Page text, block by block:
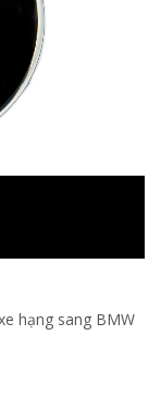
hạng sang BMW